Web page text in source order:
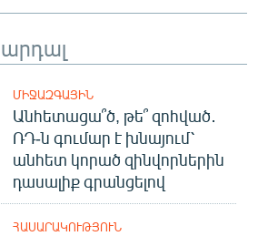
ՄԻՋԱԶԳԱՅԻՆ
Անհետացա՞ծ, թե՞ զոհված․
ՌԴ-ն գումար է խնայում՝
անհետ կորած զինվորներին
դասալիք գրանցելով
ՀԱՍԱՐԱԿՈՒԹՅՈՒՆ